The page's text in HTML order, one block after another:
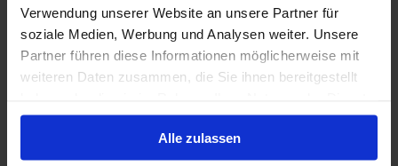
Verwendung unserer Website an unsere Partner für
soziale Medien, Werbung und Analysen weiter. Unsere
Partner führen diese Informationen möglicherweise mit
weiteren Daten zusammen, die Sie ihnen bereitgestellt
gesammelt haben.
Alle zulassen
Ab / An Hamburg
Mein Schiff Relax
Alles Inklusive Trinkgelder